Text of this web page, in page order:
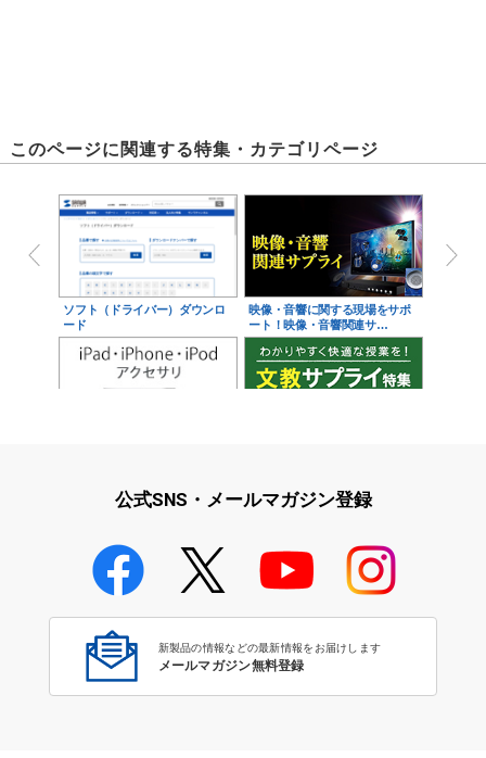
このページに関連する特集・カテゴリページ
ソフト（ドライバー）ダウンロ
ード
映像・音響に関する現場をサポ
ート！映像・音響関連サ…
学校教育のICT環境整備特集
公式SNS・メールマガジン登録
新製品の情報などの最新情報をお届けします
メールマガジン無料登録